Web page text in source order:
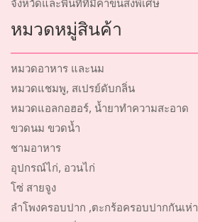
จังหวัดและพื้นที่ที่มีค่าขนส่งพิเศษ
หมวดหมู่สินค้า
หมวดอาหาร และนม
หมวดแชมพู, สเปรย์ดับกลิ่น
หมวดแอลกอฮอร์, น้ำยาทำความสะอาด
ขวดนม ขวดน้ำ
ชามอาหาร
อุปกรณ์ไก่, อวนไก่
โซ่ สายจูง
ลำโพงครอบปาก ,ตะกร้อครอบปากกันเห่า